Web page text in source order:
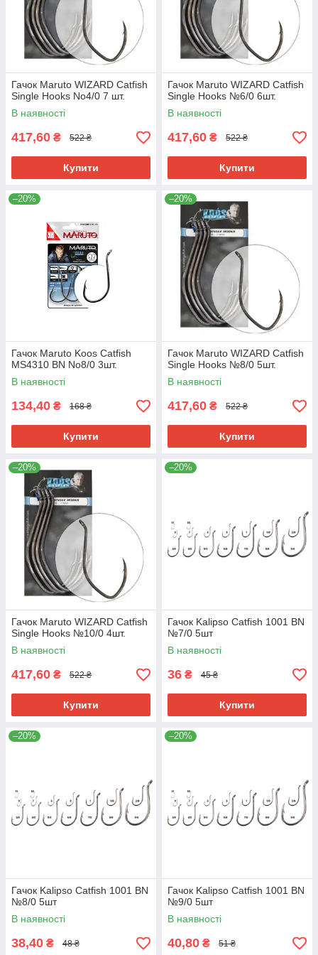
Гачок Maruto WIZARD Catfish
Single Hooks No4/0 7 шт.
В наявності
417,60 ₴ 522 ₴
Купити
Гачок Maruto WIZARD Catfish
Single Hooks №6/0 6шт.
В наявності
417,60 ₴ 522 ₴
Купити
–20%
Гачок Maruto Koos Catfish
MS4310 BN No8/0 3шт.
В наявності
134,40 ₴ 168 ₴
Купити
–20%
Гачок Maruto WIZARD Catfish
Single Hooks №8/0 5шт.
В наявності
417,60 ₴ 522 ₴
Купити
–20%
Гачок Maruto WIZARD Catfish
Single Hooks №10/0 4шт.
В наявності
417,60 ₴ 522 ₴
Купити
–20%
Гачок Kalipso Catfish 1001 BN
№7/0 5шт
В наявності
36 ₴ 45 ₴
Купити
–20%
Гачок Kalipso Catfish 1001 BN
№8/0 5шт
В наявності
38,40 ₴ 48 ₴
–20%
Гачок Kalipso Catfish 1001 BN
№9/0 5шт
В наявності
40,80 ₴ 51 ₴